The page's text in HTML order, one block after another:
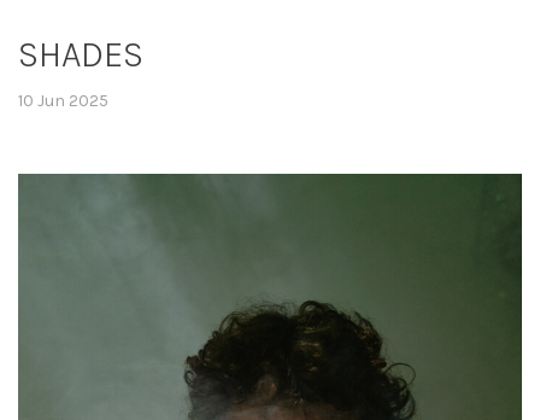
SHADES
10 Jun 2025